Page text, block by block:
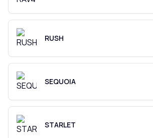
RUSH
SEQUOIA
STARLET